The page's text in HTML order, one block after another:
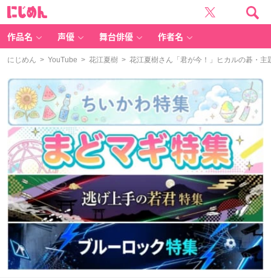
作品名 声優 舞台俳優 作者名
にじめん > YouTube > 花江夏樹 > 花江夏樹さん「君が今！」ヒカルの碁・